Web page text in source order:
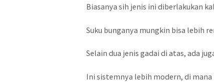
Biasanya sih jenis ini diberlakukan
Suku bunganya mungkin bisa lebih
Selain dua jenis gadai di atas, ada
Ini sistemnya lebih modern, di